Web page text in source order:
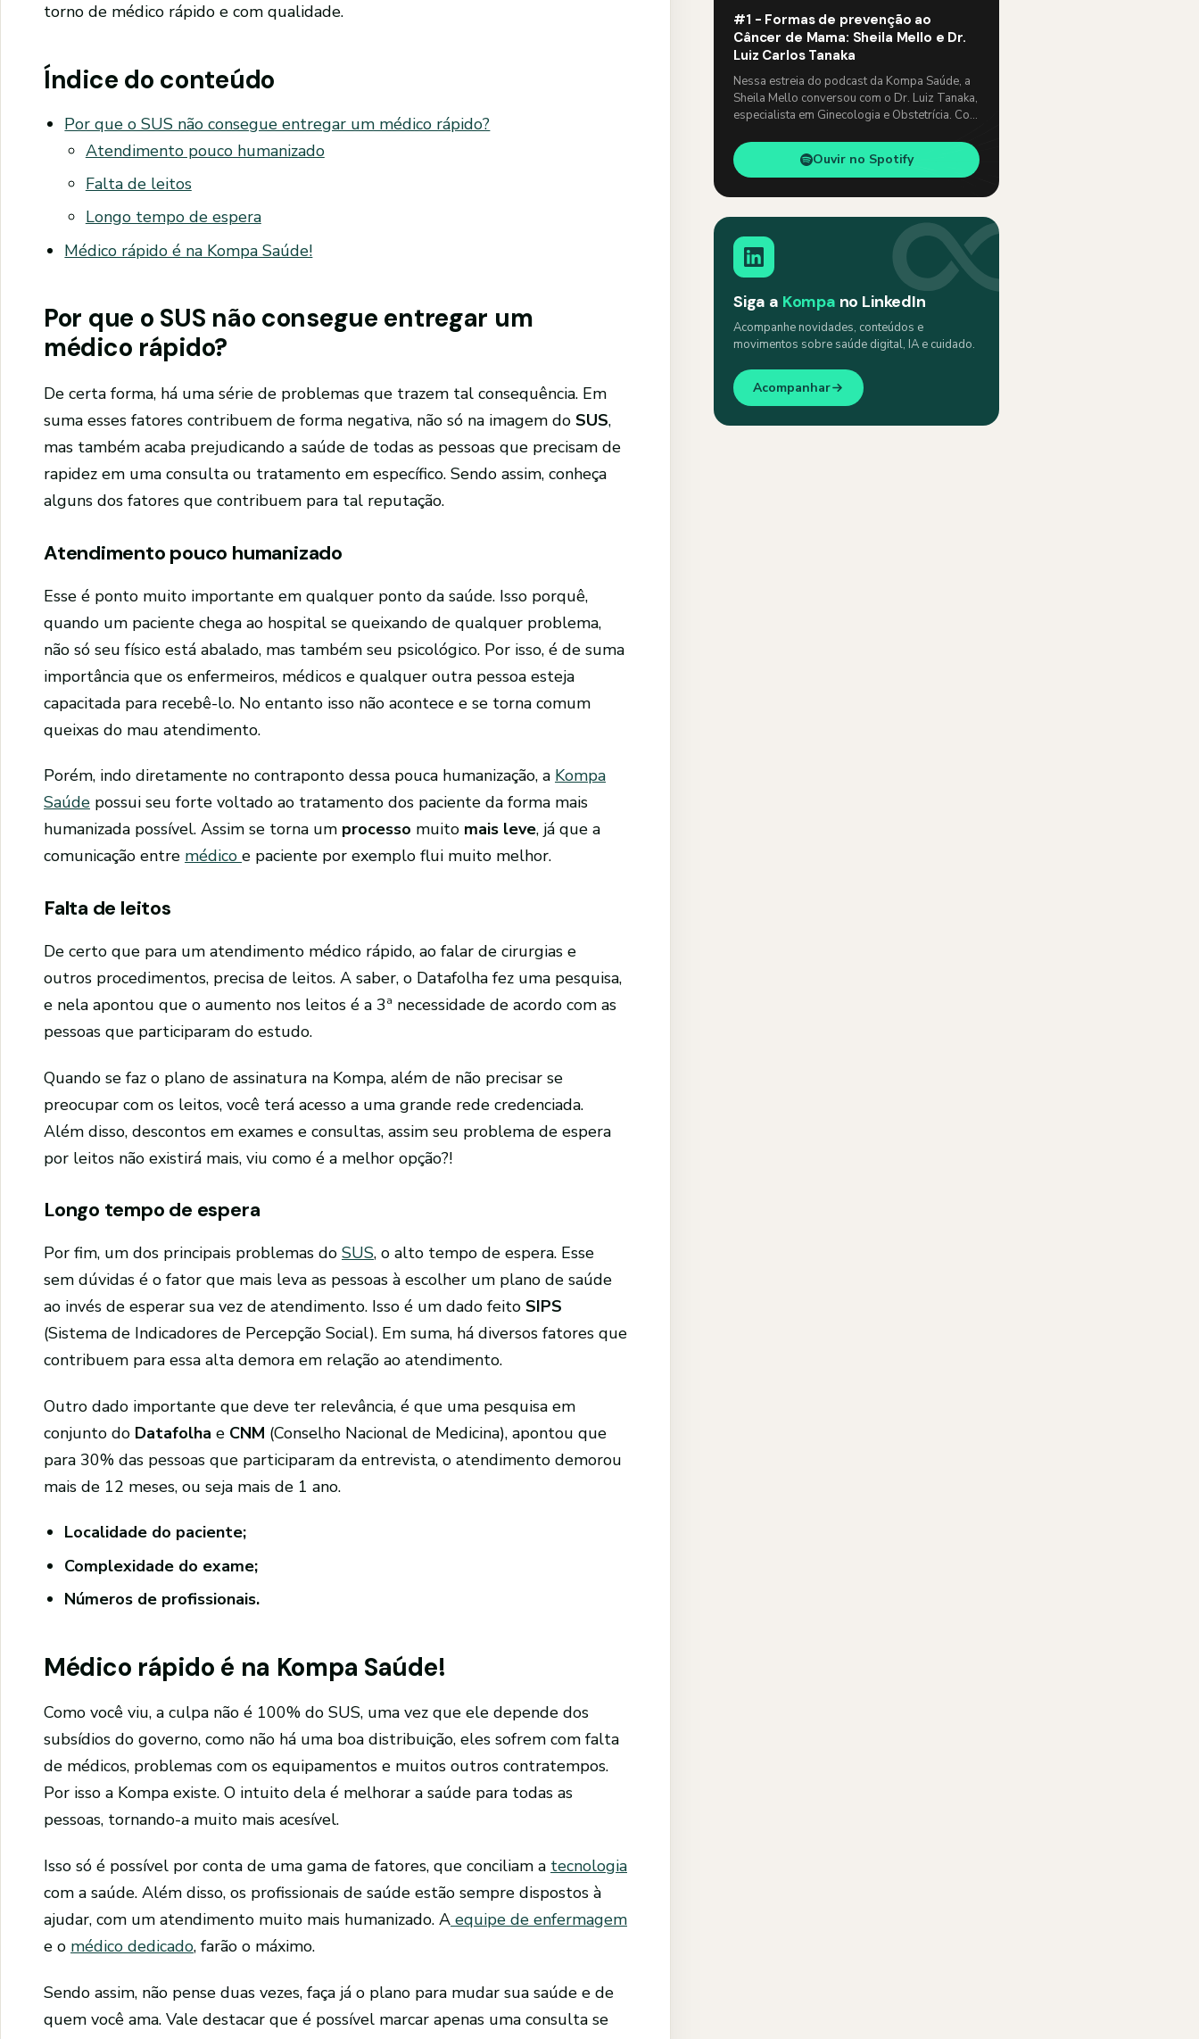
torno de médico rápido e com qualidade.
Índice do conteúdo
Por que o SUS não consegue entregar um médico rápido?
Atendimento pouco humanizado
Falta de leitos
Longo tempo de espera
Médico rápido é na Kompa Saúde!
Por que o SUS não consegue entregar um
médico rápido?
De certa forma, há uma série de problemas que trazem tal consequência. Em
suma esses fatores contribuem de forma negativa, não só na imagem do SUS,
mas também acaba prejudicando a saúde de todas as pessoas que precisam de
rapidez em uma consulta ou tratamento em específico. Sendo assim, conheça
alguns dos fatores que contribuem para tal reputação.
Atendimento pouco humanizado
Esse é ponto muito importante em qualquer ponto da saúde. Isso porquê,
quando um paciente chega ao hospital se queixando de qualquer problema,
não só seu físico está abalado, mas também seu psicológico. Por isso, é de suma
importância que os enfermeiros, médicos e qualquer outra pessoa esteja
capacitada para recebê-lo. No entanto isso não acontece e se torna comum
queixas do mau atendimento.
Porém, indo diretamente no contraponto dessa pouca humanização, a Kompa
Saúde possui seu forte voltado ao tratamento dos paciente da forma mais
humanizada possível. Assim se torna um processo muito mais leve, já que a
comunicação entre médico e paciente por exemplo flui muito melhor.
Falta de leitos
De certo que para um atendimento médico rápido, ao falar de cirurgias e
outros procedimentos, precisa de leitos. A saber, o Datafolha fez uma pesquisa,
e nela apontou que o aumento nos leitos é a 3ª necessidade de acordo com as
pessoas que participaram do estudo.
Quando se faz o plano de assinatura na Kompa, além de não precisar se
preocupar com os leitos, você terá acesso a uma grande rede credenciada.
Além disso, descontos em exames e consultas, assim seu problema de espera
por leitos não existirá mais, viu como é a melhor opção?!
Longo tempo de espera
Por fim, um dos principais problemas do SUS, o alto tempo de espera. Esse
sem dúvidas é o fator que mais leva as pessoas à escolher um plano de saúde
ao invés de esperar sua vez de atendimento. Isso é um dado feito SIPS
(Sistema de Indicadores de Percepção Social). Em suma, há diversos fatores que
contribuem para essa alta demora em relação ao atendimento.
Outro dado importante que deve ter relevância, é que uma pesquisa em
conjunto do Datafolha e CNM (Conselho Nacional de Medicina), apontou que
para 30% das pessoas que participaram da entrevista, o atendimento demorou
mais de 12 meses, ou seja mais de 1 ano.
Localidade do paciente;
Complexidade do exame;
Números de profissionais.
Médico rápido é na Kompa Saúde!
Como você viu, a culpa não é 100% do SUS, uma vez que ele depende dos
subsídios do governo, como não há uma boa distribuição, eles sofrem com falta
de médicos, problemas com os equipamentos e muitos outros contratempos.
Por isso a Kompa existe. O intuito dela é melhorar a saúde para todas as
pessoas, tornando-a muito mais acesível.
Isso só é possível por conta de uma gama de fatores, que conciliam a tecnologia
com a saúde. Além disso, os profissionais de saúde estão sempre dispostos à
ajudar, com um atendimento muito mais humanizado. A equipe de enfermagem
e o médico dedicado, farão o máximo.
Sendo assim, não pense duas vezes, faça já o plano para mudar sua saúde e de
quem você ama. Vale destacar que é possível marcar apenas uma consulta se
#1 - Formas de prevenção ao
Câncer de Mama: Sheila Mello e Dr.
Luiz Carlos Tanaka
Nessa estreia do podcast da Kompa Saúde, a
Sheila Mello conversou com o Dr. Luiz Tanaka,
especialista em Ginecologia e Obstetrícia. Com
Ouvir no Spotify
Siga a Kompa no LinkedIn
Acompanhe novidades, conteúdos e
movimentos sobre saúde digital, IA e cuidado.
Acompanhar